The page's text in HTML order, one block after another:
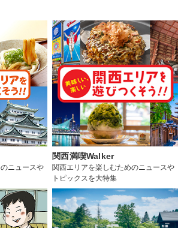
ニュースや
関西満喫Walker
関西エリアを楽しむためのニュースや
トピックスを大特集